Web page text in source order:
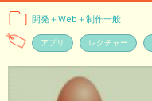
開発＋Web＋制作一般
アプリ レクチャー